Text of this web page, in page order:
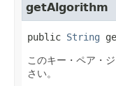
getAlgorithm
public String
このキー・ペア・
さい。